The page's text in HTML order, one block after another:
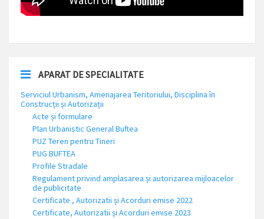
APARAT DE SPECIALITATE
Serviciul Urbanism, Amenajarea Teritoriului, Disciplina în
Construcții și Autorizații
Acte și formulare
Plan Urbanistic General Buftea
PUZ Teren pentru Tineri
PUG BUFTEA
Profile Stradale
Regulament privind amplasarea și autorizarea mijloacelor
de publicitate
Certificate , Autorizatii și Acorduri emise 2022
Certificate, Autorizatii și Acorduri emise 2023